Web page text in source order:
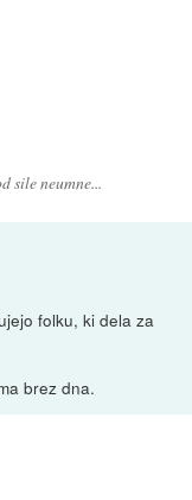
sile neumne...
folku, ki dela za
brez dna.